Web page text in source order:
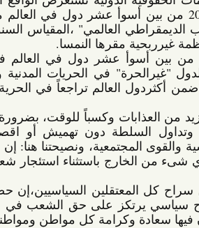
الترتيب الديمقراطي، وذلك بحسب مقياس "الترتيب الديمقراطي العالمي" ،المقياس السنوي الذي
أما منظمة "فريدوم هاوس" فقد صنفت البحرين من بين أسوأ عشر دول في العالم في حرية
السياسية للعام الرابع على التوالي، واعتبرت أنها "ضمن أكثردول العالم تراجعاً في الحرية" ما بين
وهنا نتمنى على الإدارة العليا في البحرين، حقنا لمزيد من العذابات وكسباً للوقت، بضرورة الإصغاء
لمطالب الشعب المشروعة في الحرية والعدالة وتداول السلطة دون تهميش أو اقصاء لأحد،
والدخول في حوار حقيقي وبناء مع الأحزاب السياسية والقوى المجتمعية، ونصيحتنا هنا: إن أي ادارة
سياسية عليا في أي بلد كان تستطيع  أن تستأجر أي شىء من الخارج باستثناء استئجار شعب ليحل
ولعل في مبادرة الادارة العليا في البحرين باطلاق سراح كل المعتقلين السياسيين،إن حصلت، ما
يوفر مدخلاً مناسباً وجاداً للحوار الوطني نحو اصلاح سياسي يرتكز على حق الشعب في أن يكون
مصدراً للسلطات وبناء دولة مدنية ديمقراطية يكون فيها سعادة وكرامة كل مواطن ومواطنة شرطاً